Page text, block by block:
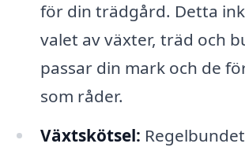
för din trädgård. Detta
valet av växter, träd och
passar din mark och de
som råder.
Växtskötsel: